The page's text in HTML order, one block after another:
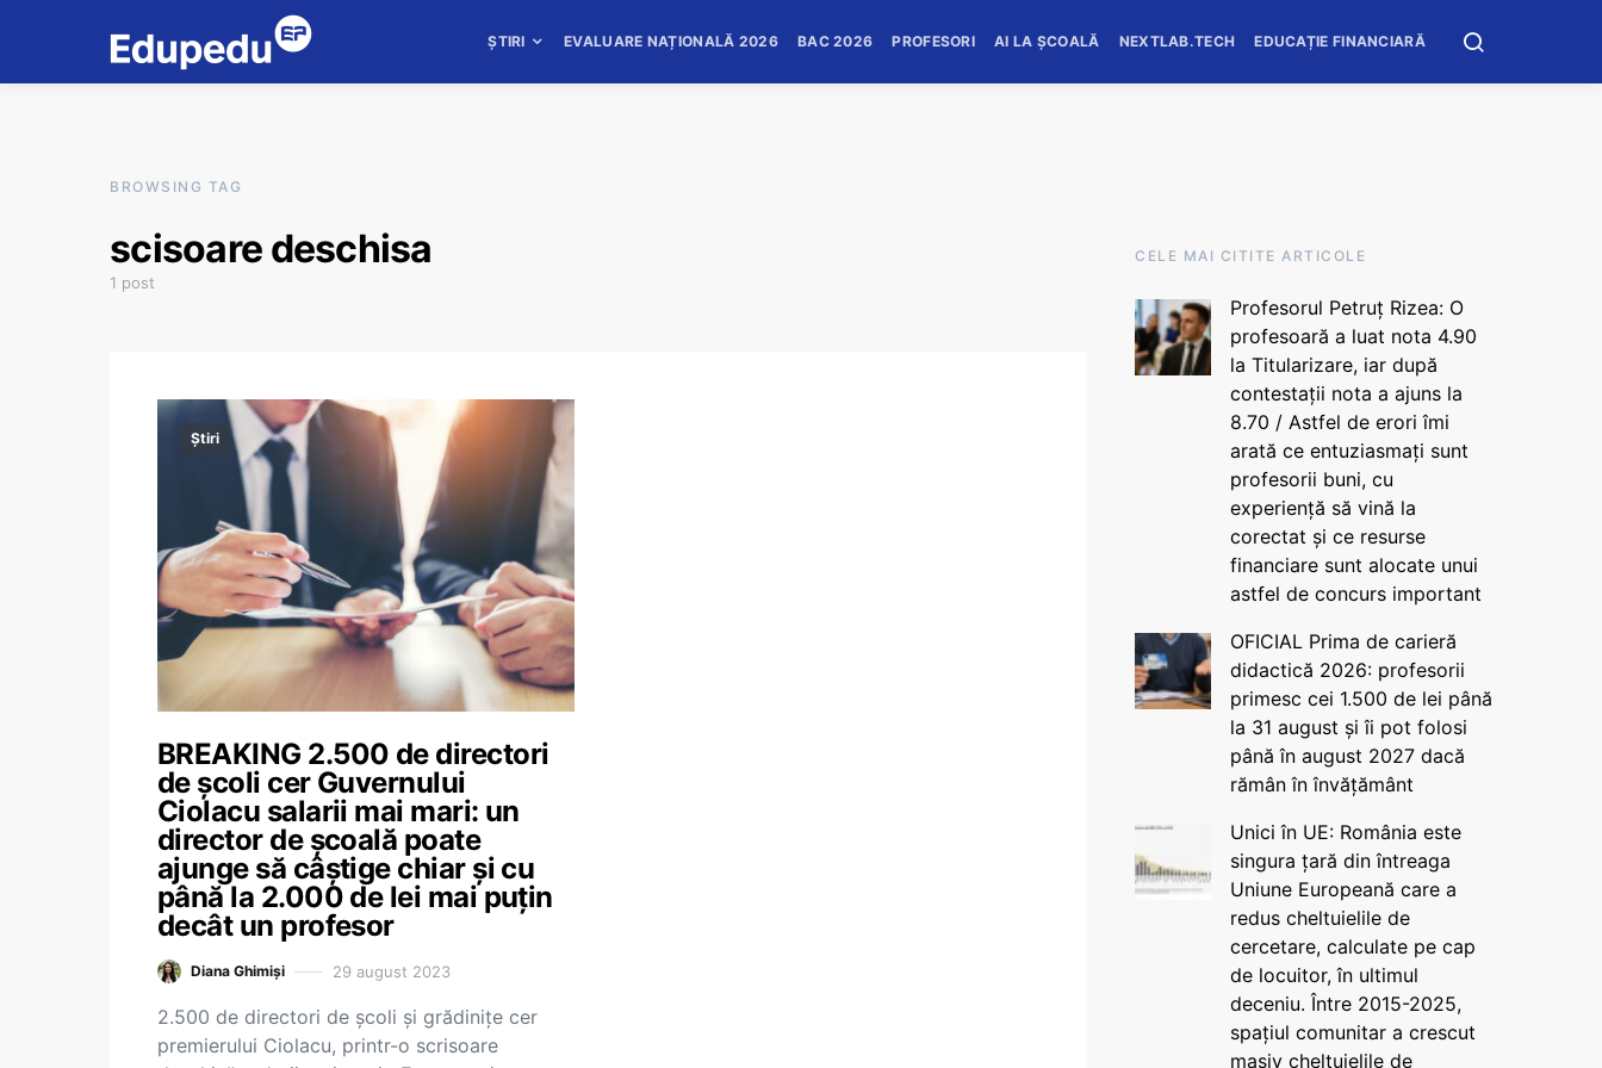
ȘTIRI EVALUARE NAȚIONALĂ 2026 BAC 2026 PROFESORI AI LA ȘCOALĂ NEXTLAB.TECH EDUCAȚIE FINANCIARĂ
BROWSING TAG
scisoare deschisa
1 post
Știri
BREAKING 2.500 de directori
de școli cer Guvernului
Ciolacu salarii mai mari: un
director de școală poate
ajunge să câștige chiar și cu
până la 2.000 de lei mai puțin
decât un profesor
Diana Ghimiși 29 august 2023
2.500 de directori de școli și grădinițe cer
premierului Ciolacu, printr-o scrisoare
CELE MAI CITITE ARTICOLE
Profesorul Petruț Rizea: O
profesoară a luat nota 4.90
la Titularizare, iar după
contestații nota a ajuns la
8.70 / Astfel de erori îmi
arată ce entuziasmați sunt
profesorii buni, cu
experiență să vină la
corectat și ce resurse
financiare sunt alocate unui
astfel de concurs important
OFICIAL Prima de carieră
didactică 2026: profesorii
primesc cei 1.500 de lei până
la 31 august și îi pot folosi
până în august 2027 dacă
rămân în învățământ
Unici în UE: România este
singura țară din întreaga
Uniune Europeană care a
redus cheltuielile de
cercetare, calculate pe cap
de locuitor, în ultimul
deceniu. Între 2015-2025,
spațiul comunitar a crescut
masiv cheltuielile de